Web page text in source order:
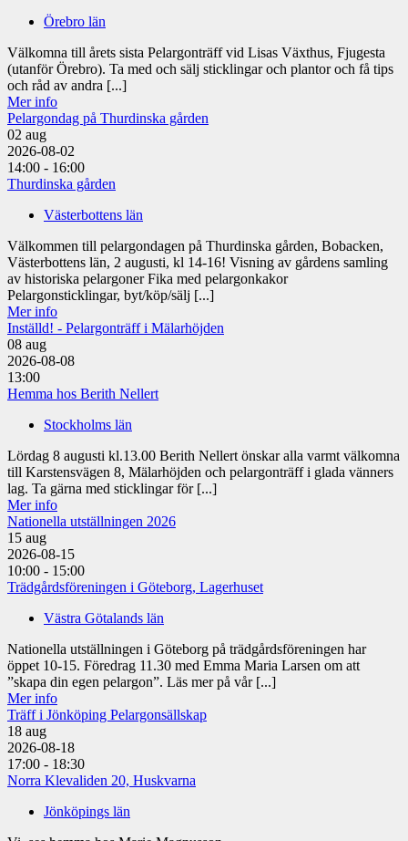
Örebro län
Välkomna till årets sista Pelargonträff vid Lisas Växthus, Fjugesta
(utanför Örebro). Ta med och sälj sticklingar och plantor och få tips
och råd av andra [...]
Mer info
Pelargondag på Thurdinska gården
02 aug
2026-08-02
14:00 - 16:00
Thurdinska gården
Västerbottens län
Välkommen till pelargondagen på Thurdinska gården, Bobacken,
Västerbottens län, 2 augusti, kl 14-16! Visning av gårdens samling
av historiska pelargoner Fika med pelargonkakor
Pelargonsticklingar, byt/köp/sälj [...]
Mer info
Inställd! - Pelargonträff i Mälarhöjden
08 aug
2026-08-08
13:00
Hemma hos Berith Nellert
Stockholms län
Lördag 8 augusti kl.13.00 Berith Nellert önskar alla varmt välkomna
till Karstensvägen 8, Mälarhöjden och pelargonträff i glada vänners
lag. Ta gärna med sticklingar för [...]
Mer info
Nationella utställningen 2026
15 aug
2026-08-15
10:00 - 15:00
Trädgårdsföreningen i Göteborg, Lagerhuset
Västra Götalands län
Nationella utställningen i Göteborg på trädgårdsföreningen har
öppet 10-15. Föredrag 11.30 med Emma Maria Larsen om att
”skapa din egen pelargon”. Läs mer på vår [...]
Mer info
Träff i Jönköping Pelargonsällskap
18 aug
2026-08-18
17:00 - 18:30
Norra Klevaliden 20, Huskvarna
Jönköpings län